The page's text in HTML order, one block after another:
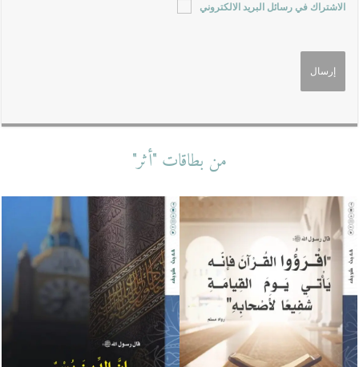
الاشتراك في رسائل البريد الالكتروني
من بطاقات "أثر"